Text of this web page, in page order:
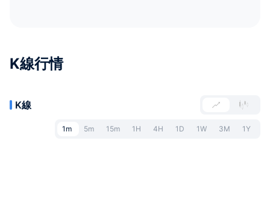
K線行情
K線
1m 5m 15m 1H 4H 1D 1W 3M 1Y